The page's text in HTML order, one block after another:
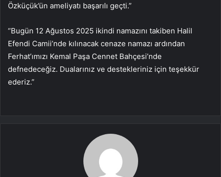
Özküçük’ün ameliyatı başarılı geçti.”
“Bugün 12 Ağustos 2025 ikindi namazını takiben Halil
Efendi Camii’nde kılınacak cenaze namazı ardından
Ferhat’ımızı Kemal Paşa Cennet Bahçesi’nde
defnedeceğiz. Dualarınız ve destekleriniz için teşekkür
ederiz.”